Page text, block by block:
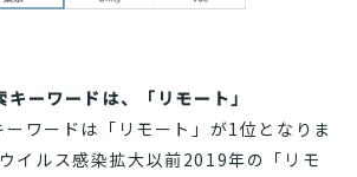
ーワードは、「リモート」
ワードは「リモート」が1位となりま
イルス感染拡大以前2019年の「リモ